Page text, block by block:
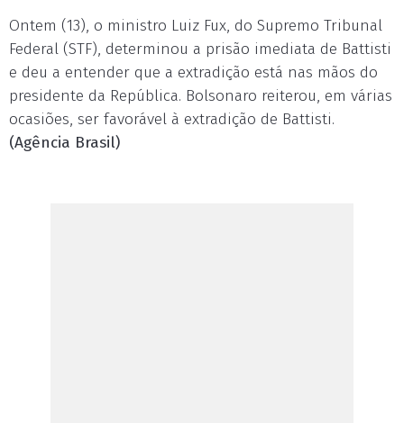
Ontem (13), o ministro Luiz Fux, do Supremo Tribunal
Federal (STF), determinou a prisão imediata de Battisti
e deu a entender que a extradição está nas mãos do
presidente da República. Bolsonaro reiterou, em várias
ocasiões, ser favorável à extradição de Battisti.
(Agência Brasil)